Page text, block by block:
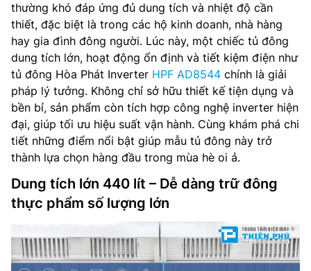
thường khó đáp ứng đủ dung tích và nhiệt độ cần
thiết, đặc biệt là trong các hộ kinh doanh, nhà hàng
hay gia đình đông người. Lúc này, một chiếc tủ đông
dung tích lớn, hoạt động ổn định và tiết kiệm điện như
tủ đông Hòa Phát Inverter HPF AD8544 chính là giải
pháp lý tưởng. Không chỉ sở hữu thiết kế tiện dụng và
bền bỉ, sản phẩm còn tích hợp công nghệ inverter hiện
đại, giúp tối ưu hiệu suất vận hành. Cùng khám phá chi
tiết những điểm nổi bật giúp mẫu tủ đông này trở
thành lựa chọn hàng đầu trong mùa hè oi ả.
Dung tích lớn 440 lít – Dễ dàng trữ đông
thực phẩm số lượng lớn